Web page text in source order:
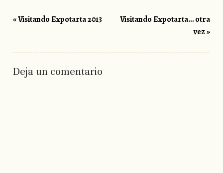
«Visitando Expotarta 2013
Visitando Expotarta… otra
vez»
Deja un comentario